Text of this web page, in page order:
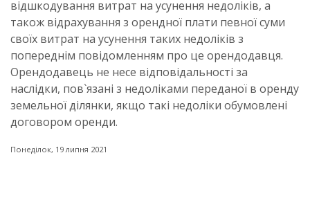
відшкодування витрат на усунення недоліків, а
також відрахування з орендної плати певної суми
своїх витрат на усунення таких недоліків з
попереднім повідомленням про це орендодавця.
Орендодавець не несе відповідальності за
наслідки, пов`язані з недоліками переданої в оренду
земельної ділянки, якщо такі недоліки обумовлені
договором оренди.
Понеділок, 19 липня 2021